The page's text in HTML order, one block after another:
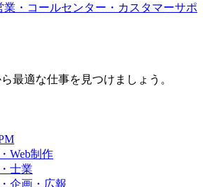
業・コールセンター・カスタマーサポ
最適な仕事を見つけましょう。
Web制作
士業
企画・広報